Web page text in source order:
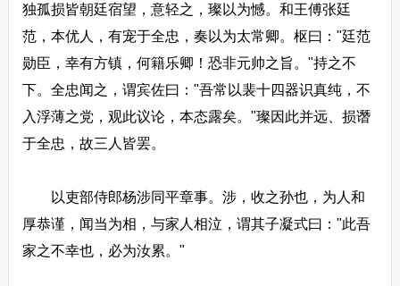
独孤损皆朝廷宿望，意轻之，璨以为憾。和王傅张廷
范，本优人，有宠于全忠，奏以为太常卿。枢曰："廷范
勋臣，幸有方镇，何籍乐卿！恐非元帅之旨。"持之不
下。全忠闻之，谓宾佐曰："吾常以裴十四器识真纯，不
入浮薄之党，观此议论，本态露矣。"璨因此并远、损谮
于全忠，故三人皆罢。
以吏部侍郎杨涉同平章事。涉，收之孙也，为人和
厚恭谨，闻当为相，与家人相泣，谓其子凝式曰："此吾
家之不幸也，必为汝累。"